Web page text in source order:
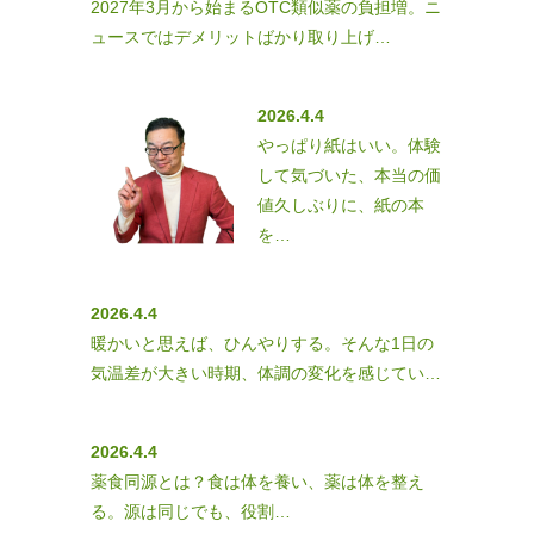
2027年3月から始まるOTC類似薬の負担増。ニ
ュースではデメリットばかり取り上げ…
2026.4.4
やっぱり紙はいい。体験
して気づいた、本当の価
値久しぶりに、紙の本
を…
2026.4.4
暖かいと思えば、ひんやりする。そんな1日の
気温差が大きい時期、体調の変化を感じてい…
2026.4.4
薬食同源とは？食は体を養い、薬は体を整え
る。源は同じでも、役割…